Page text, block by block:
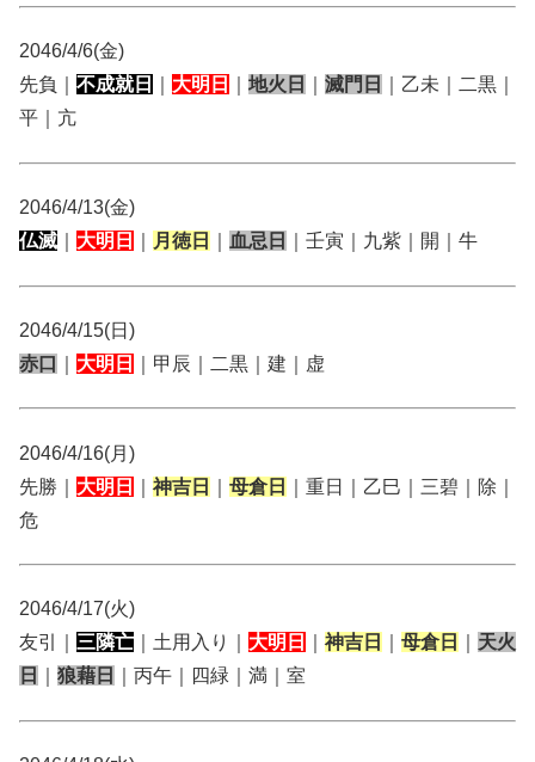
2046/4/6(金)
先負｜ 不成就日 大明日 地火日 滅門日
｜乙未｜二黒｜
平｜亢
2046/4/13(金)
仏滅
大明日 月徳日 血忌日 ｜壬寅｜九紫｜開｜牛
2046/4/15(日)
赤口
大明日 ｜甲辰｜二黒｜建｜虚
2046/4/16(月)
先勝｜ 大明日 神吉日 母倉日
｜重日｜乙巳｜三碧｜除｜
危
2046/4/17(火)
友引｜ 三隣亡 ｜土用入り｜ 大明日 神吉日 母倉日
天火
日
狼藉日 ｜丙午｜四緑｜満｜室